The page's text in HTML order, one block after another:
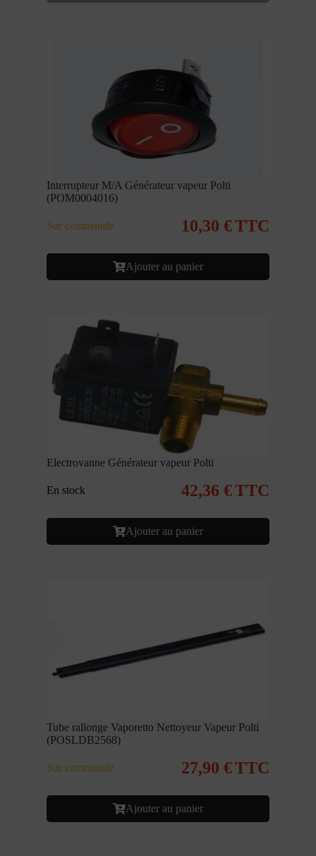
Interrupteur M/A Générateur vapeur Polti
(POM0004016)
Sur commande 10,30 €TTC
Ajouter au panier
Electrovanne Générateur vapeur Polti
En stock 42,36 €TTC
Ajouter au panier
Tube rallonge Vaporetto Nettoyeur Vapeur Polti
(POSLDB2568)
Sur commande 27,90 €TTC
Ajouter au panier